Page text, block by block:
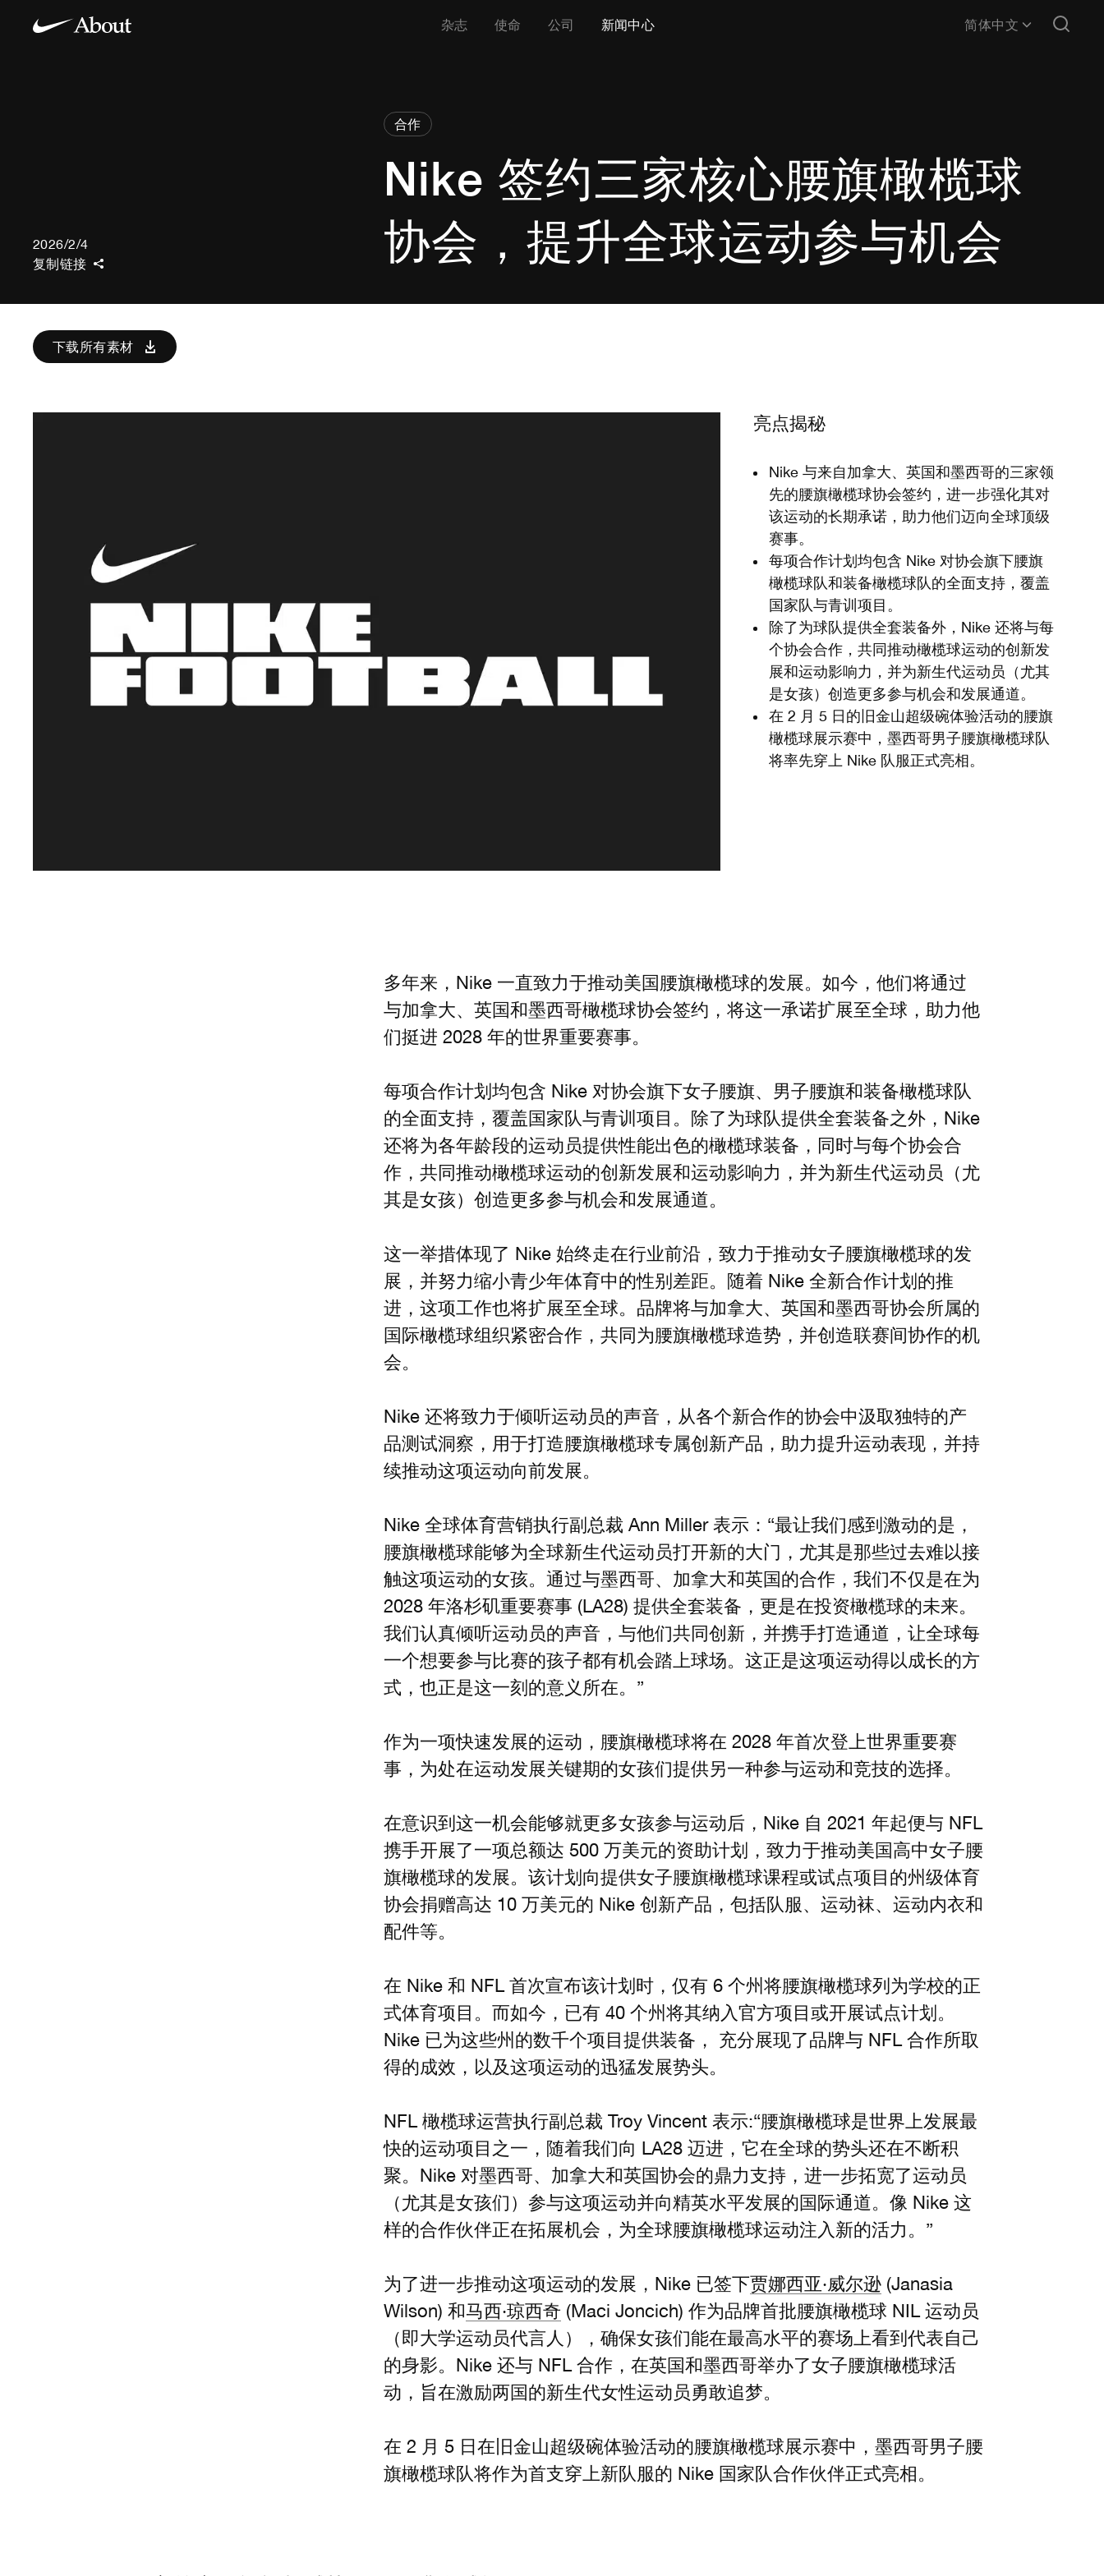
杂志 使命 公司 新闻中心 简体中文
合作
Nike 签约三家核心腰旗橄榄球
协会，提升全球运动参与机会
2026/2/4
复制链接
下载所有素材
亮点揭秘
Nike 与来自加拿大、英国和墨西哥的三家领
先的腰旗橄榄球协会签约，进一步强化其对
该运动的长期承诺，助力他们迈向全球顶级
赛事。
每项合作计划均包含 Nike 对协会旗下腰旗
橄榄球队和装备橄榄球队的全面支持，覆盖
国家队与青训项目。
除了为球队提供全套装备外，Nike 还将与每
个协会合作，共同推动橄榄球运动的创新发
展和运动影响力，并为新生代运动员（尤其
是女孩）创造更多参与机会和发展通道。
在 2 月 5 日的旧金山超级碗体验活动的腰旗
橄榄球展示赛中，墨西哥男子腰旗橄榄球队
将率先穿上 Nike 队服正式亮相。
多年来，Nike 一直致力于推动美国腰旗橄榄球的发展。如今，他们将通过
与加拿大、英国和墨西哥橄榄球协会签约，将这一承诺扩展至全球，助力他
们挺进 2028 年的世界重要赛事。
每项合作计划均包含 Nike 对协会旗下女子腰旗、男子腰旗和装备橄榄球队
的全面支持，覆盖国家队与青训项目。除了为球队提供全套装备之外，Nike
还将为各年龄段的运动员提供性能出色的橄榄球装备，同时与每个协会合
作，共同推动橄榄球运动的创新发展和运动影响力，并为新生代运动员（尤
其是女孩）创造更多参与机会和发展通道。
这一举措体现了 Nike 始终走在行业前沿，致力于推动女子腰旗橄榄球的发
展，并努力缩小青少年体育中的性别差距。随着 Nike 全新合作计划的推
进，这项工作也将扩展至全球。品牌将与加拿大、英国和墨西哥协会所属的
国际橄榄球组织紧密合作，共同为腰旗橄榄球造势，并创造联赛间协作的机
会。
Nike 还将致力于倾听运动员的声音，从各个新合作的协会中汲取独特的产
品测试洞察，用于打造腰旗橄榄球专属创新产品，助力提升运动表现，并持
续推动这项运动向前发展。
Nike 全球体育营销执行副总裁 Ann Miller 表示：“最让我们感到激动的是，
腰旗橄榄球能够为全球新生代运动员打开新的大门，尤其是那些过去难以接
触这项运动的女孩。通过与墨西哥、加拿大和英国的合作，我们不仅是在为
2028 年洛杉矶重要赛事 (LA28) 提供全套装备，更是在投资橄榄球的未来。
我们认真倾听运动员的声音，与他们共同创新，并携手打造通道，让全球每
一个想要参与比赛的孩子都有机会踏上球场。这正是这项运动得以成长的方
式，也正是这一刻的意义所在。”
作为一项快速发展的运动，腰旗橄榄球将在 2028 年首次登上世界重要赛
事，为处在运动发展关键期的女孩们提供另一种参与运动和竞技的选择。
在意识到这一机会能够就更多女孩参与运动后，Nike 自 2021 年起便与 NFL
携手开展了一项总额达 500 万美元的资助计划，致力于推动美国高中女子腰
旗橄榄球的发展。该计划向提供女子腰旗橄榄球课程或试点项目的州级体育
协会捐赠高达 10 万美元的 Nike 创新产品，包括队服、运动袜、运动内衣和
配件等。
在 Nike 和 NFL 首次宣布该计划时，仅有 6 个州将腰旗橄榄球列为学校的正
式体育项目。而如今，已有 40 个州将其纳入官方项目或开展试点计划。
Nike 已为这些州的数千个项目提供装备， 充分展现了品牌与 NFL 合作所取
得的成效，以及这项运动的迅猛发展势头。
NFL 橄榄球运营执行副总裁 Troy Vincent 表示:“腰旗橄榄球是世界上发展最
快的运动项目之一，随着我们向 LA28 迈进，它在全球的势头还在不断积
聚。Nike 对墨西哥、加拿大和英国协会的鼎力支持，进一步拓宽了运动员
（尤其是女孩们）参与这项运动并向精英水平发展的国际通道。像 Nike 这
样的合作伙伴正在拓展机会，为全球腰旗橄榄球运动注入新的活力。”
为了进一步推动这项运动的发展，Nike 已签下贾娜西亚·威尔逊(Janasia
Wilson) 和马西·琼西奇 (Maci Joncich) 作为品牌首批腰旗橄榄球 NIL 运动员
（即大学运动员代言人），确保女孩们能在最高水平的赛场上看到代表自己
的身影。Nike 还与 NFL 合作，在英国和墨西哥举办了女子腰旗橄榄球活
动，旨在激励两国的新生代女性运动员勇敢追梦。
在 2 月 5 日在旧金山超级碗体验活动的腰旗橄榄球展示赛中，墨西哥男子腰
旗橄榄球队将作为首支穿上新队服的 Nike 国家队合作伙伴正式亮相。